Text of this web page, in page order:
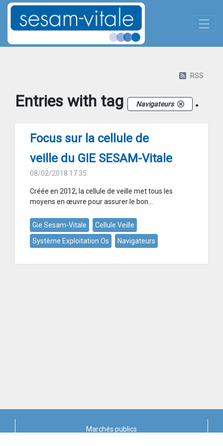
Skip to Main Content
RSS
Entries with tag Navigateurs .
Focus sur la cellule de
veille du GIE SESAM-Vitale
08/02/2018 17:35
Créée en 2012, la cellule de veille met tous les
moyens en œuvre pour assurer le bon...
Gie Sesam-Vitale
Cellule Veille
Système Exploitation Os
Navigateurs
Marchés publics
Panneau de gestion des cookies